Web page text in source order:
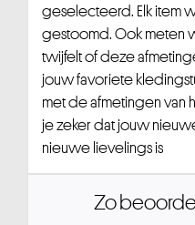
geselecteerd. Elk item
gestoomd. Ook meten
twijfelt of deze
jouw favoriete
met de afmetingen
je zeker dat jouw
nieuwe lievelings is
Zo